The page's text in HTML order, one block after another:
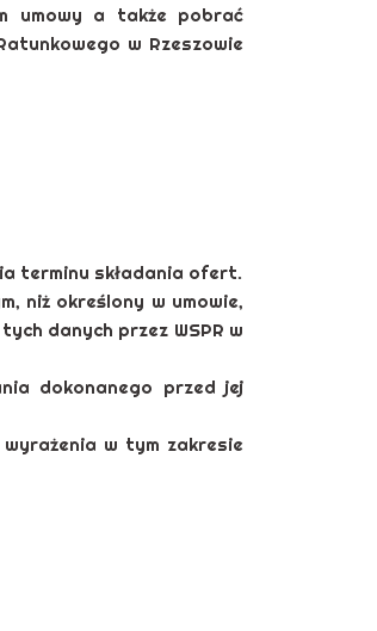
umowy a także pobrać
w Rzeszowie
terminu składania ofert.
niż określony w umowie,
danych przez WSPR w
dokonanego przed jej
w tym zakresie